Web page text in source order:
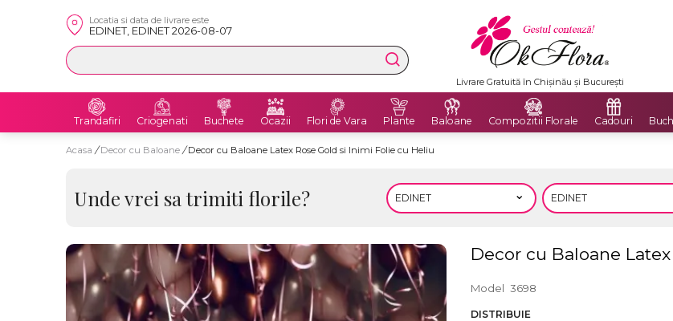
Locatia si data de livrare este
EDINET, EDINET 2026-08-07
Livrare Gratuită în Chișinău și București
Trandafiri Criogenati Buchete Ocazii Flori de Vara Plante Baloane Compozitii Florale Cadouri
Acasa / Decor cu Baloane / Decor cu Baloane Latex Rose Gold si Inimi Folie cu Heliu
Unde vrei sa trimiti florile?
Decor cu Baloane
Model 3698
DISTRIBUIE